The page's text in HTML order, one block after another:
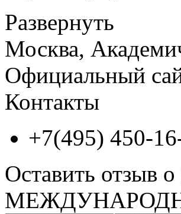
Развернуть
Москва,
Официальный
Контакты
+7(495) 450-
Оставить